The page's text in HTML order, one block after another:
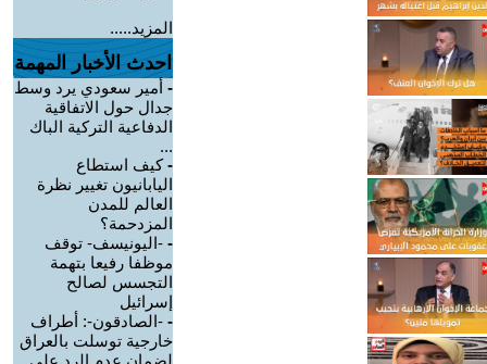
المزيد.....
احدث الأخبار المهمة
- أمير سعودي يرد وسط
جدال حول الاتفاقية
الدفاعية التركية الباك
...
-كيف استطاع
اليابانيون تغيير نظرة
العالم للمدن
المزدحمة؟
- -اليونيسف- توقف
موظفا رفيعا بتهمة
التجسس لصالح
إسرائيل
- -الصادقون-: أطراف
خارجية توسلت بالعراق
لضمان عدم الرد على